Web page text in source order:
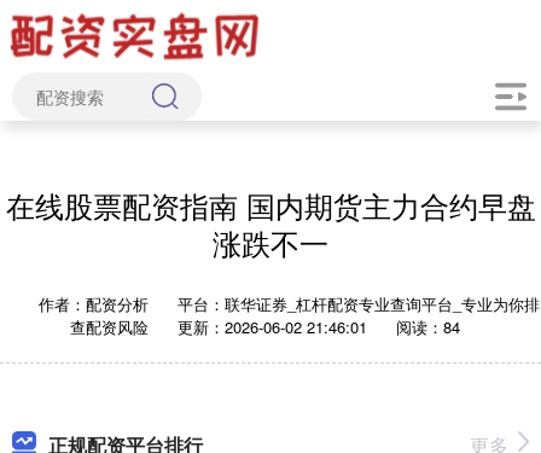
在线股票配资指南 国内期货主力合约早盘
涨跌不一
作者：配资分析
平台：联华证券_杠杆配资专业查询平台_专业为你排
查配资风险
更新：2026-06-02 21:46:01 阅读：84
正规配资平台排行 更多